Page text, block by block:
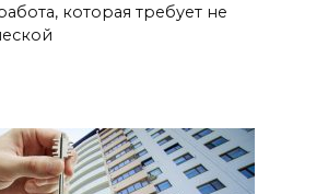
которая требует не